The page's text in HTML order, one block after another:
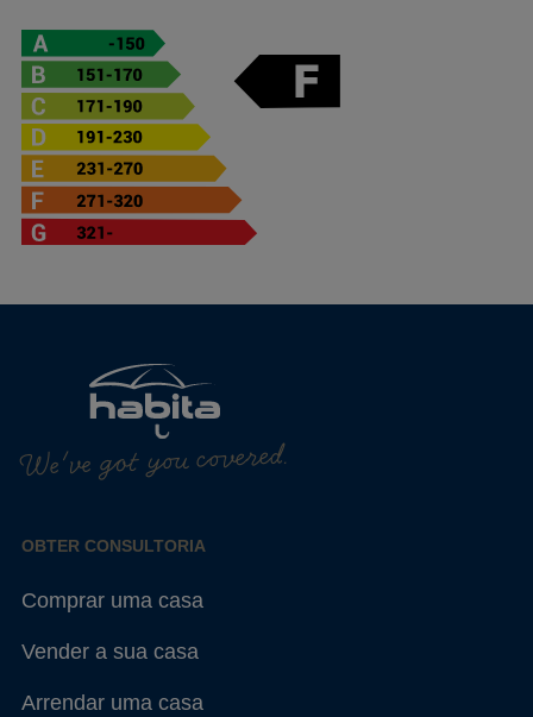
We've got you covered.
OBTER CONSULTORIA
Comprar uma casa
Vender a sua casa
Arrendar uma casa